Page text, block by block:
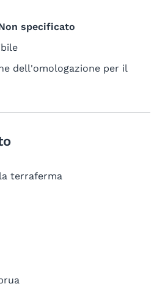
specificato
dell'omologazione per il
terraferma